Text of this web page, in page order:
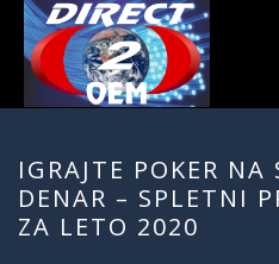
IGRAJTE POKER NA
DENAR – SPLETNI
ZA LETO 2020